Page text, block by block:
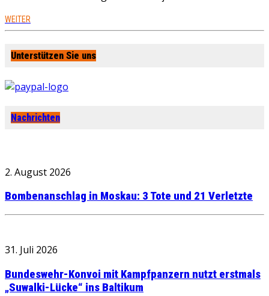
WEITER
Unterstützen Sie uns
Nachrichten
2. August 2026
Bombenanschlag in Moskau: 3 Tote und 21 Verletzte
31. Juli 2026
Bundeswehr-Konvoi mit Kampfpanzern nutzt erstmals
„Suwalki-Lücke“ ins Baltikum